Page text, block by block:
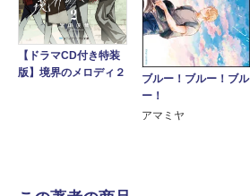
【ドラマCD付き特装
版】境界のメロディ２
ブルー！ブルー！ブル
ー！
アマミヤ